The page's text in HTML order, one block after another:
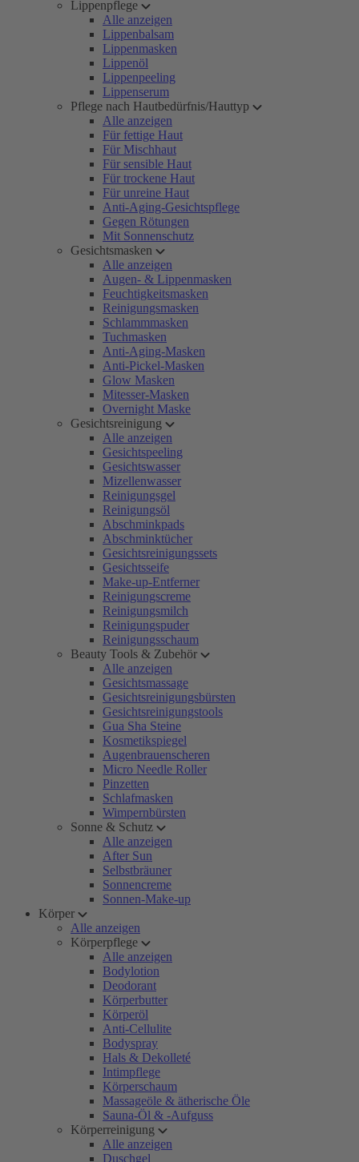
Lippenpflege
Alle anzeigen
Lippenbalsam
Lippenmasken
Lippenöl
Lippenpeeling
Lippenserum
Pflege nach Hautbedürfnis/Hauttyp
Alle anzeigen
Für fettige Haut
Für Mischhaut
Für sensible Haut
Für trockene Haut
Für unreine Haut
Anti-Aging-Gesichtspflege
Gegen Rötungen
Mit Sonnenschutz
Gesichtsmasken
Alle anzeigen
Augen- & Lippenmasken
Feuchtigkeitsmasken
Reinigungsmasken
Schlammmasken
Tuchmasken
Anti-Aging-Masken
Anti-Pickel-Masken
Glow Masken
Mitesser-Masken
Overnight Maske
Gesichtsreinigung
Alle anzeigen
Gesichtspeeling
Gesichtswasser
Mizellenwasser
Reinigungsgel
Reinigungsöl
Abschminkpads
Abschminktücher
Gesichtsreinigungssets
Gesichtsseife
Make-up-Entferner
Reinigungscreme
Reinigungsmilch
Reinigungspuder
Reinigungsschaum
Beauty Tools & Zubehör
Alle anzeigen
Gesichtsmassage
Gesichtsreinigungsbürsten
Gesichtsreinigungstools
Gua Sha Steine
Kosmetikspiegel
Augenbrauenscheren
Micro Needle Roller
Pinzetten
Schlafmasken
Wimpernbürsten
Sonne & Schutz
Alle anzeigen
After Sun
Selbstbräuner
Sonnencreme
Sonnen-Make-up
Körper
Alle anzeigen
Körperpflege
Alle anzeigen
Bodylotion
Deodorant
Körperbutter
Körperöl
Anti-Cellulite
Bodyspray
Hals & Dekolleté
Intimpflege
Körperschaum
Massageöle & ätherische Öle
Sauna-Öl & -Aufguss
Körperreinigung
Alle anzeigen
Duschgel